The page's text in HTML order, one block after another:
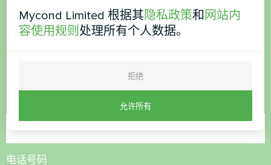
想购买或有疑问？
联系我们，我们将为您提供帮助
电话号码
Mycond Limited 根据其隐私政策和 网站内
容使用规则 处理所有个人数据。
拒绝
允许所有